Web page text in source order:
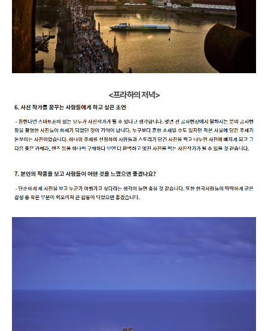
<프라하의 저녁>